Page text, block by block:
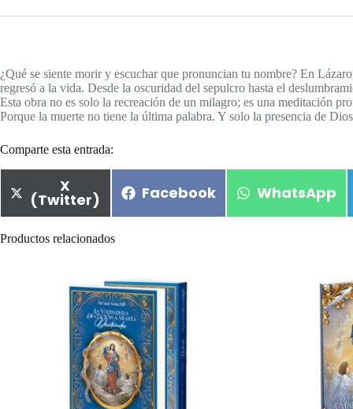
¿Qué se siente morir y escuchar que pronuncian tu nombre? En
regresó a la vida. Desde la oscuridad del sepulcro hasta el
Esta obra no es solo la recreación de un milagro; es una meditación
Porque la muerte no tiene la última palabra. Y solo la presencia de
Comparte esta entrada:
X
(Twitter) Facebook WhatsApp
Productos relacionados